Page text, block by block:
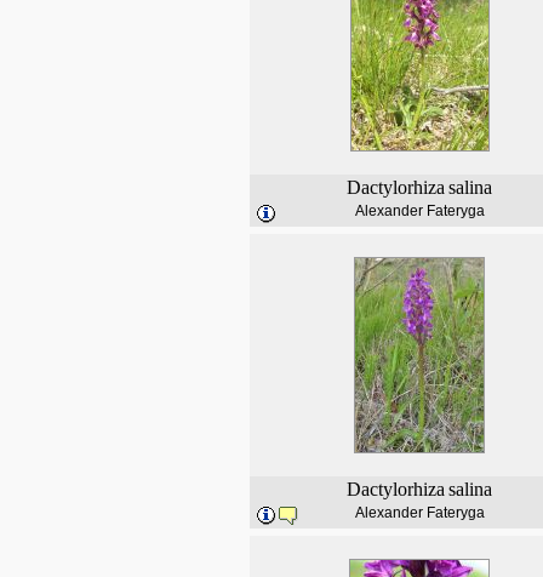
Dactylorhiza salina
Alexander Fateryga
Dactylorhiza salina
Alexander Fateryga